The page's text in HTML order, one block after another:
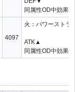
同属性OD中効果▲
4097
火：パワーストラ
ATK▲
同属性OD中効果▲